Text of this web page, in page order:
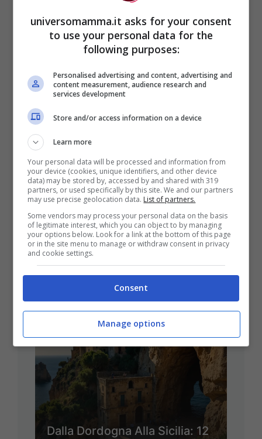
Pagine:1 2 3 4 5 6 7 8 9 10
ULTIMI ARTICOLI
Dalla Dordogna Alla Sicilia: 12
universomamma.it asks for your consent
to use your personal data for the
following purposes:
Personalised advertising and content, advertising and
content measurement, audience research and
services development
Store and/or access information on a device
Learn more
Your personal data will be processed and information from
your device (cookies, unique identifiers, and other device
data) may be stored by, accessed by and shared with 319
partners, or used specifically by this site. We and our partners
may use precise geolocation data. List of partners.
Some vendors may process your personal data on the basis
of legitimate interest, which you can object to by managing
your options below. Look for a link at the bottom of this page
or in the site menu to manage or withdraw consent in privacy
and cookie settings.
Consent
Manage options